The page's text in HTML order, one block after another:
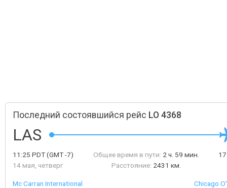
Последний состоявшийся рейс LO 4368
LAS
11:25 PDT(GMT -7)
14 мая, четверг
Общее время в пути: 2 ч. 59 мин.
Расстояние: 2431 км.
Mc Carran International
Chicago